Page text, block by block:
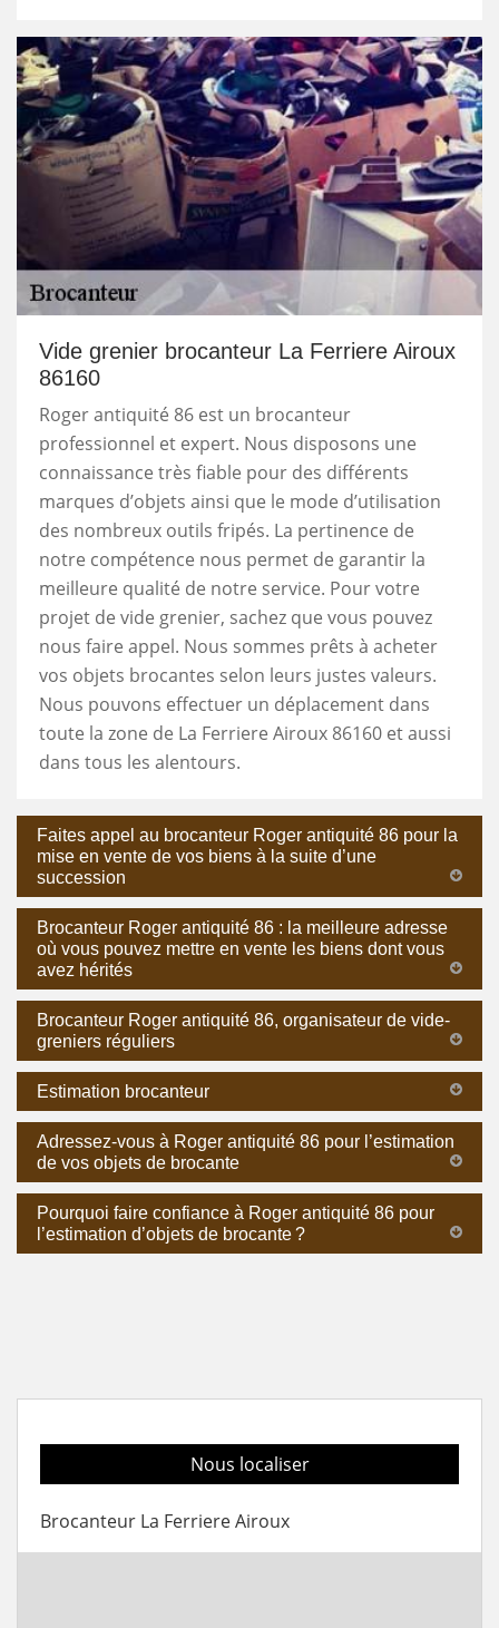
Vide grenier brocanteur La Ferriere Airoux
86160
Roger antiquité 86 est un brocanteur
professionnel et expert. Nous disposons une
connaissance très fiable pour des différents
marques d’objets ainsi que le mode d’utilisation
des nombreux outils fripés. La pertinence de
notre compétence nous permet de garantir la
meilleure qualité de notre service. Pour votre
projet de vide grenier, sachez que vous pouvez
nous faire appel. Nous sommes prêts à acheter
vos objets brocantes selon leurs justes valeurs.
Nous pouvons effectuer un déplacement dans
toute la zone de La Ferriere Airoux 86160 et aussi
dans tous les alentours.
Faites appel au brocanteur Roger antiquité 86 pour la
mise en vente de vos biens à la suite d’une
succession
Brocanteur Roger antiquité 86 : la meilleure adresse
où vous pouvez mettre en vente les biens dont vous
avez hérités
Brocanteur Roger antiquité 86, organisateur de vide-
greniers réguliers
Estimation brocanteur
Adressez-vous à Roger antiquité 86 pour l’estimation
de vos objets de brocante
Pourquoi faire confiance à Roger antiquité 86 pour
l’estimation d’objets de brocante ?
Nous localiser
Brocanteur La Ferriere Airoux